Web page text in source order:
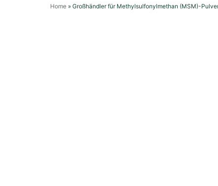
Home » Großhändler für Methylsulfonylmethan (MSM)-